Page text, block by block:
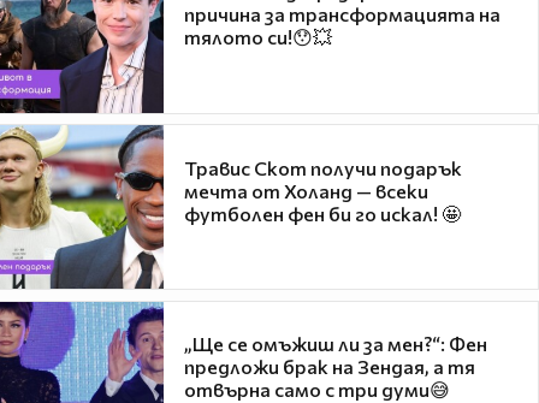
причина за трансформацията на
тялото си!😯💥
Травис Скот получи подарък
мечта от Холанд — всеки
футболен фен би го искал! 🤩
„Ще се омъжиш ли за мен?“: Фен
предложи брак на Зендая, а тя
отвърна само с три думи😅